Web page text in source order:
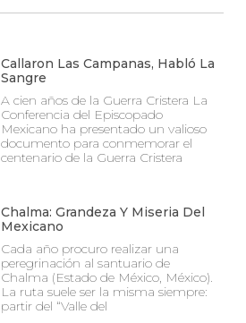
Callaron Las Campanas, Habló La
Sangre
A cien años de la Guerra Cristera La
Conferencia del Episcopado
Mexicano ha presentado un valioso
documento para conmemorar el
centenario de la Guerra Cristera
Chalma: Grandeza Y Miseria Del
Mexicano
Cada año procuro realizar una
peregrinación al santuario de
Chalma (Estado de México, México).
La ruta suele ser la misma siempre:
partir del “Valle del